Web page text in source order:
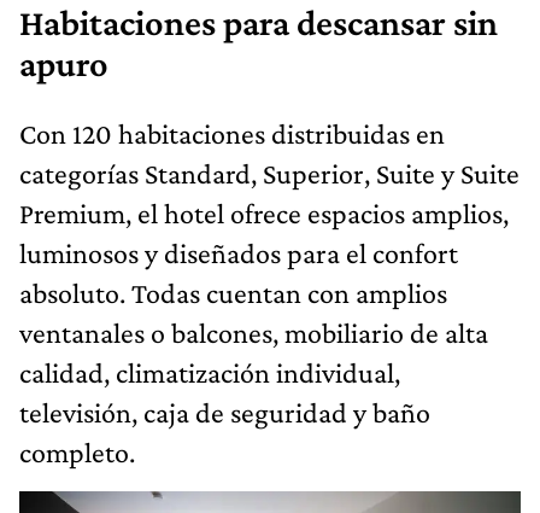
Habitaciones para descansar sin
apuro
Con 120 habitaciones distribuidas en
categorías Standard, Superior, Suite y Suite
Premium, el hotel ofrece espacios amplios,
luminosos y diseñados para el confort
absoluto. Todas cuentan con amplios
ventanales o balcones, mobiliario de alta
calidad, climatización individual,
televisión, caja de seguridad y baño
completo.